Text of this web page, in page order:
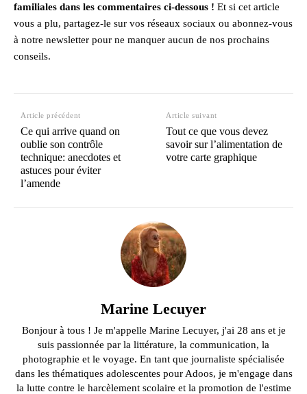
familiales dans les commentaires ci-dessous ! Et si cet article
vous a plu, partagez-le sur vos réseaux sociaux ou abonnez-vous
à notre newsletter pour ne manquer aucun de nos prochains
conseils.
Article précédent
Ce qui arrive quand on
oublie son contrôle
technique: anecdotes et
astuces pour éviter
l’amende
Article suivant
Tout ce que vous devez
savoir sur l’alimentation de
votre carte graphique
Marine Lecuyer
Bonjour à tous ! Je m'appelle Marine Lecuyer, j'ai 28 ans et je
suis passionnée par la littérature, la communication, la
photographie et le voyage. En tant que journaliste spécialisée
dans les thématiques adolescentes pour Adoos, je m'engage dans
la lutte contre le harcèlement scolaire et la promotion de l'estime